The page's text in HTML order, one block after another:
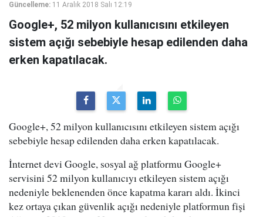
Güncelleme: 11 Aralık 2018 Salı 12:19
Google+, 52 milyon kullanıcısını etkileyen
sistem açığı sebebiyle hesap edilenden daha
erken kapatılacak.
Google+, 52 milyon kullanıcısını etkileyen sistem açığı
sebebiyle hesap edilenden daha erken kapatılacak.
İnternet devi Google, sosyal ağ platformu Google+
servisini 52 milyon kullanıcıyı etkileyen sistem açığı
nedeniyle beklenenden önce kapatma kararı aldı. İkinci
kez ortaya çıkan güvenlik açığı nedeniyle platformun fişi